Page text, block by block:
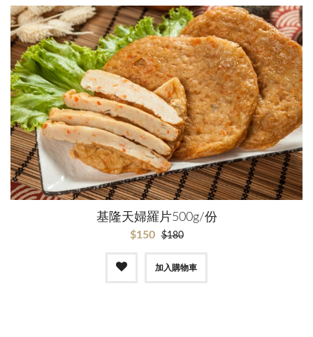
基隆天婦羅片500g/份
$150 $180
加入購物車